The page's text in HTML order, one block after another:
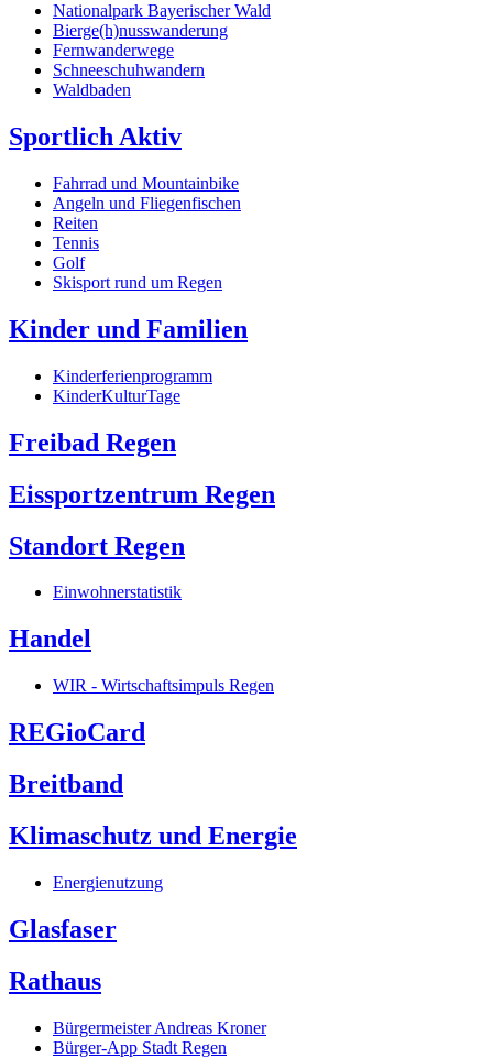
Nationalpark Bayerischer Wald
Bierge(h)nusswanderung
Fernwanderwege
Schneeschuhwandern
Waldbaden
Sportlich Aktiv
Fahrrad und Mountainbike
Angeln und Fliegenfischen
Reiten
Tennis
Golf
Skisport rund um Regen
Kinder und Familien
Kinderferienprogramm
KinderKulturTage
Freibad Regen
Eissportzentrum Regen
Standort Regen
Einwohnerstatistik
Handel
WIR - Wirtschaftsimpuls Regen
REGioCard
Breitband
Klimaschutz und Energie
Energienutzung
Glasfaser
Rathaus
Bürgermeister Andreas Kroner
Bürger-App Stadt Regen